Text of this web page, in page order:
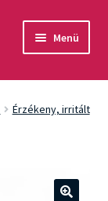
Menü
Érzékeny, irritált